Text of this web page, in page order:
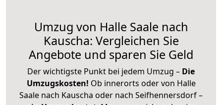
Umzug von Halle Saale nach
Kauscha: Vergleichen Sie
Angebote und sparen Sie Geld
Der wichtigste Punkt bei jedem Umzug – Die
Umzugskosten! Ob innerorts oder von Halle
Saale nach Kauscha oder nach Seifhennersdorf –